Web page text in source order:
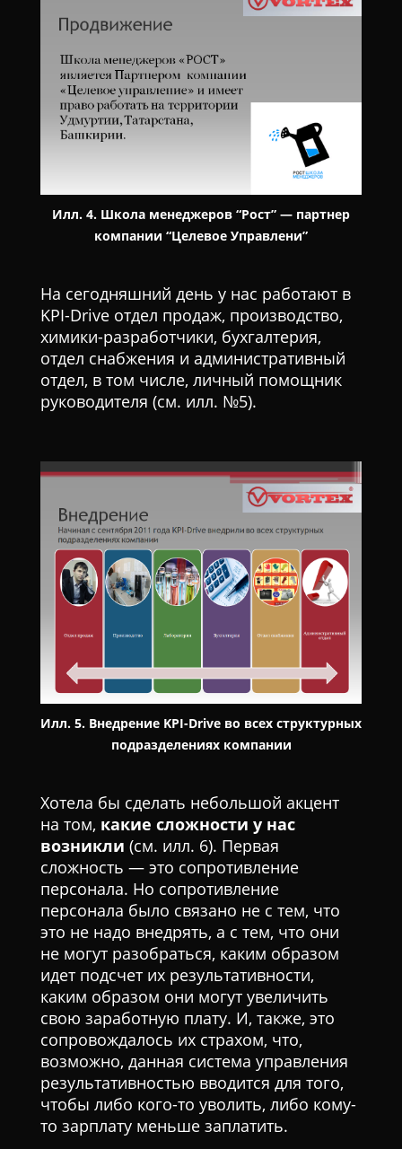
Илл. 4. Школа менеджеров “Рост” — партнер
компании “Целевое Управлени”
На сегодняшний день у нас работают в
KPI-Drive отдел продаж, производство,
химики-разработчики, бухгалтерия,
отдел снабжения и административный
отдел, в том числе, личный помощник
руководителя (см. илл. №5).
Илл. 5. Внедрение KPI-Drive во всех структурных
подразделениях компании
Хотела бы сделать небольшой акцент
на том, какие сложности у нас
возникли (см. илл. 6). Первая
сложность — это сопротивление
персонала. Но сопротивление
персонала было связано не с тем, что
это не надо внедрять, а с тем, что они
не могут разобраться, каким образом
идет подсчет их результативности,
каким образом они могут увеличить
свою заработную плату. И, также, это
сопровождалось их страхом, что,
возможно, данная система управления
результативностью вводится для того,
чтобы либо кого-то уволить, либо кому-
то зарплату меньше заплатить.